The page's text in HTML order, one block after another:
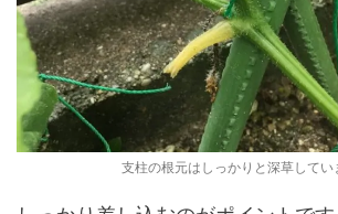
支柱の根元はしっかりと深草してい